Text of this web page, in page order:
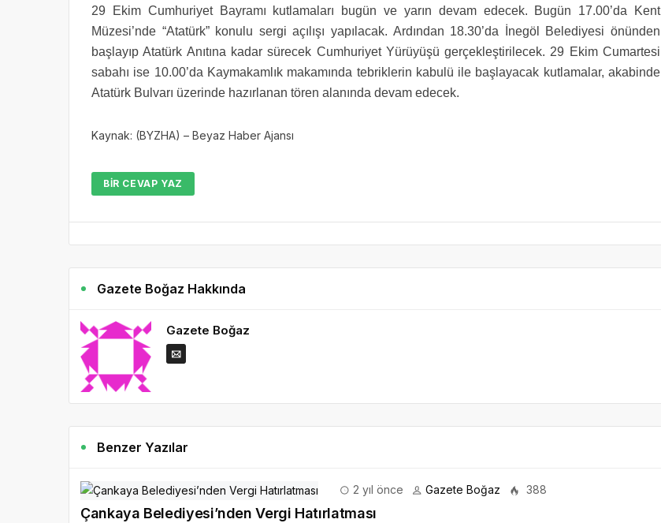
29 Ekim Cumhuriyet Bayramı kutlamaları bugün ve yarın devam edecek. Bugün 17.00’da Kent
Müzesi’nde “Atatürk” konulu sergi açılışı yapılacak. Ardından 18.30’da İnegöl Belediyesi önünden
başlayıp Atatürk Anıtına kadar sürecek Cumhuriyet Yürüyüşü gerçekleştirilecek. 29 Ekim Cumartesi
sabahı ise 10.00’da Kaymakamlık makamında tebriklerin kabulü ile başlayacak kutlamalar, akabinde
Atatürk Bulvarı üzerinde hazırlanan tören alanında devam edecek.
Kaynak: (BYZHA) – Beyaz Haber Ajansı
BIR CEVAP YAZ
Gazete Boğaz Hakkında
Gazete Boğaz
Benzer Yazılar
2 yıl önce Gazete Boğaz 388
Çankaya Belediyesi’nden Vergi Hatırlatması